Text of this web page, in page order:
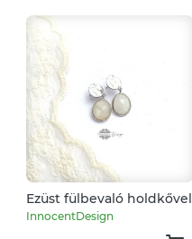
Ezüst fülbevaló holdkővel
InnocentDesign